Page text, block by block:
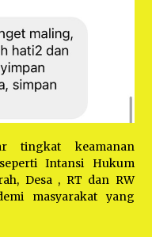
tingkat keamanan
Intansi Hukum
Desa , RT dan RW
masyarakat yang